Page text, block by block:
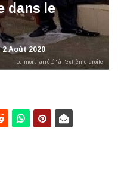
dans le
2 Août 2020
Le mort "arrêté" à l'extrême droite